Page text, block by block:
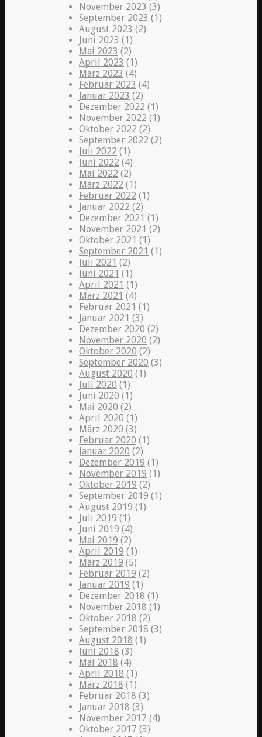
November 2023 (3)
September 2023 (1)
August 2023 (2)
Juni 2023 (1)
Mai 2023 (2)
April 2023 (1)
März 2023 (4)
Februar 2023 (4)
Januar 2023 (2)
Dezember 2022 (1)
November 2022 (1)
Oktober 2022 (2)
September 2022 (2)
Juli 2022 (1)
Juni 2022 (4)
Mai 2022 (2)
März 2022 (1)
Februar 2022 (1)
Januar 2022 (2)
Dezember 2021 (1)
November 2021 (2)
Oktober 2021 (1)
September 2021 (1)
Juli 2021 (2)
Juni 2021 (1)
April 2021 (1)
März 2021 (4)
Februar 2021 (1)
Januar 2021 (3)
Dezember 2020 (2)
November 2020 (2)
Oktober 2020 (2)
September 2020 (3)
August 2020 (1)
Juli 2020 (1)
Juni 2020 (1)
Mai 2020 (2)
April 2020 (1)
März 2020 (3)
Februar 2020 (1)
Januar 2020 (2)
Dezember 2019 (1)
November 2019 (1)
Oktober 2019 (2)
September 2019 (1)
August 2019 (1)
Juli 2019 (1)
Juni 2019 (4)
Mai 2019 (2)
April 2019 (1)
März 2019 (5)
Februar 2019 (2)
Januar 2019 (1)
Dezember 2018 (1)
November 2018 (1)
Oktober 2018 (2)
September 2018 (3)
August 2018 (1)
Juni 2018 (3)
Mai 2018 (4)
April 2018 (1)
März 2018 (1)
Februar 2018 (3)
Januar 2018 (3)
November 2017 (4)
Oktober 2017 (3)